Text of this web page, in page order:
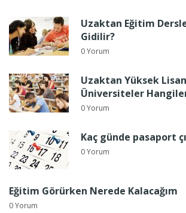
Uzaktan Eğitim
Gidilir?
0 Yorum
Uzaktan Yüksek
Üniversiteler
0 Yorum
Kaç günde pasaport
0 Yorum
Eğitim Görürken Nerede Kalacağım
0 Yorum